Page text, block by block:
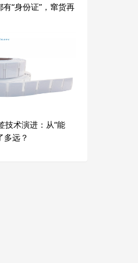
“身份证”，窜货再
技术演进：从“能
多远？